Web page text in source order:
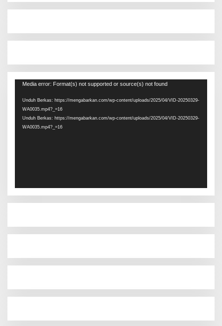
Pemutar
Media error: Format(s) not supported or source(s) not found
Unduh Berkas: https://mengabarkan.com/wp-content/uploads/2025/04/VID-20250329-
WA0035.mp4?_=16
Unduh Berkas: https://mengabarkan.com/wp-content/uploads/2025/04/VID-20250329-
WA0035.mp4?_=16